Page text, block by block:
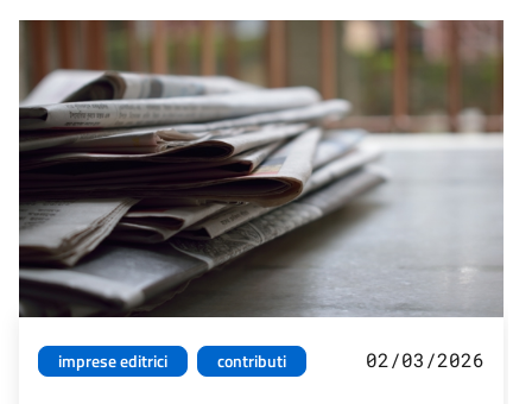
imprese editrici contributi 02/03/2026